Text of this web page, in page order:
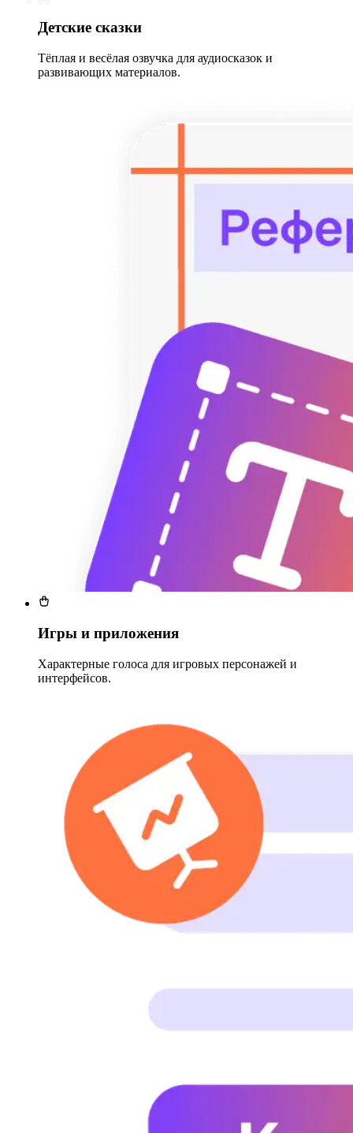
Детские сказки
Тёплая и весёлая озвучка для аудиосказок и
развивающих материалов.
Игры и приложения
Характерные голоса для игровых персонажей и
интерфейсов.